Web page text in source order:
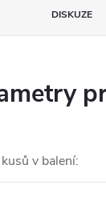
DISKUZE
v balení: